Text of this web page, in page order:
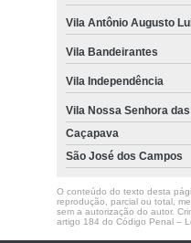
Vila Antônio Augusto
Vila Bandeirantes
Vila Independência
Vila Nossa Senhora
Caçapava
São José dos Campos
O conteúdo do texto desta
reprodução, parcial ou total,
sem a autorização do autor.
artigo 184 do Código Penal –